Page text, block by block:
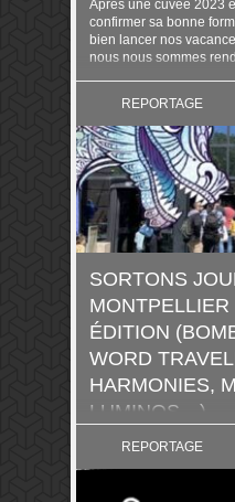
Après une cuvée 2023
confirmer sa bonne
bien lancer nos
nous nous sommes
REPORTAGE
SORTONS
ÉDITION
WORD
HARMONIES,
LUMINOS…)
Ce week-end avait
ludique de Montpellier,
monte qui monte,
plus d’ampleur et de
REPORTAGE